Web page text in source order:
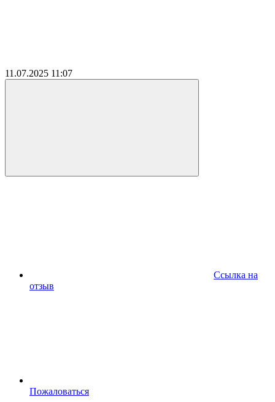
11.07.2025 11:07
Ссылка на
отзыв
Пожаловаться